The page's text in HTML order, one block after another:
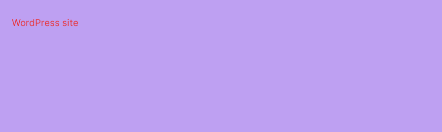
περιεχόμενο
WordPress site